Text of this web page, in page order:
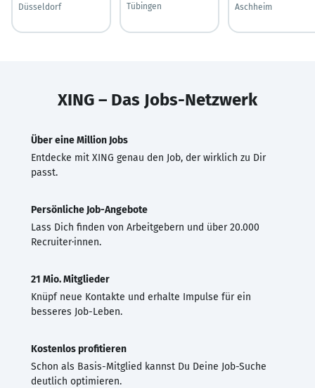
Düsseldorf
Tübingen
Aschheim
XING – Das Jobs-Netzwerk
Über eine Million Jobs
Entdecke mit XING genau den Job, der wirklich zu Dir
passt.
Persönliche Job-Angebote
Lass Dich finden von Arbeitgebern und über 20.000
Recruiter·innen.
21 Mio. Mitglieder
Knüpf neue Kontakte und erhalte Impulse für ein
besseres Job-Leben.
Kostenlos profitieren
Schon als Basis-Mitglied kannst Du Deine Job-Suche
deutlich optimieren.